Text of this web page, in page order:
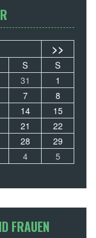
>>
S
S
31
1
7
8
14
15
21
22
28
29
4 5
FRAUEN